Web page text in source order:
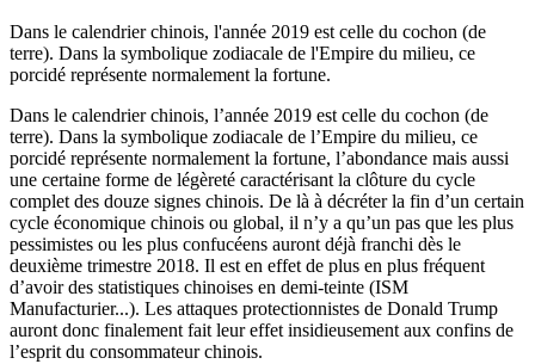
Dans le calendrier chinois, l'année 2019 est celle du cochon (de
terre). Dans la symbolique zodiacale de l'Empire du milieu, ce
porcidé représente normalement la fortune.
Dans le calendrier chinois, l’année 2019 est celle du cochon (de
terre). Dans la symbolique zodiacale de l’Empire du milieu, ce
porcidé représente normalement la fortune, l’abondance mais aussi
une certaine forme de légèreté caractérisant la clôture du cycle
complet des douze signes chinois. De là à décréter la fin d’un certain
cycle économique chinois ou global, il n’y a qu’un pas que les plus
pessimistes ou les plus confucéens auront déjà franchi dès le
deuxième trimestre 2018. Il est en effet de plus en plus fréquent
d’avoir des statistiques chinoises en demi-teinte (ISM
Manufacturier...). Les attaques protectionnistes de Donald Trump
auront donc finalement fait leur effet insidieusement aux confins de
l’esprit du consommateur chinois.